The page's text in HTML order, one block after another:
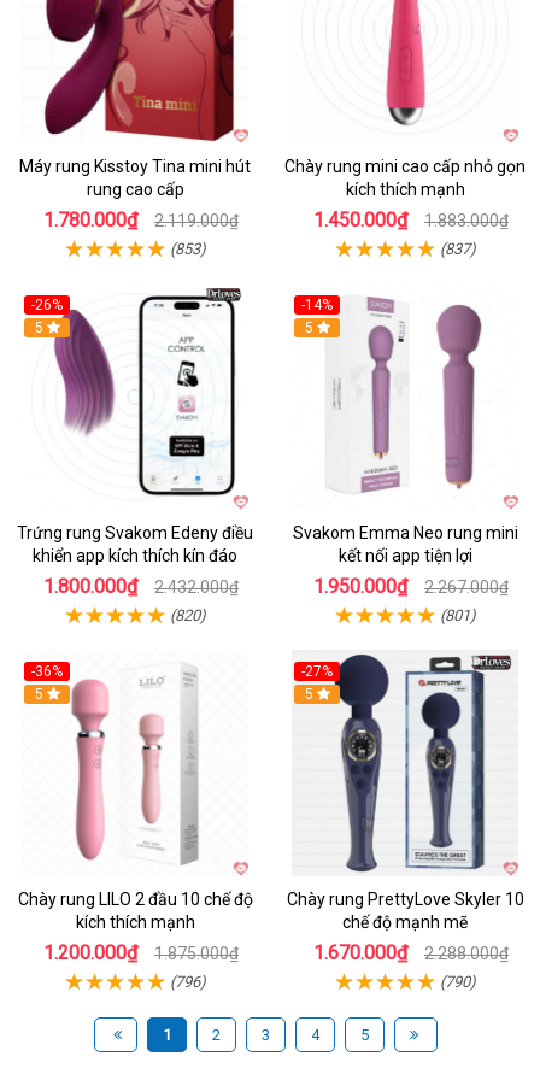
Máy rung Kisstoy Tina mini hút
rung cao cấp
1.780.000₫ 2.119.000₫
(853)
Chày rung mini cao cấp nhỏ gọn
kích thích mạnh
1.450.000₫ 1.883.000₫
(837)
-26%
Hot
5
Trứng rung Svakom Edeny điều
khiển app kích thích kín đáo
1.800.000₫ 2.432.000₫
(820)
-14%
Hot
5
Svakom Emma Neo rung mini
kết nối app tiện lợi
1.950.000₫ 2.267.000₫
(801)
-36%
Hot
5
Chày rung LILO 2 đầu 10 chế độ
kích thích mạnh
1.200.000₫ 1.875.000₫
(796)
-27%
Hot
5
Chày rung PrettyLove Skyler 10
chế độ mạnh mẽ
1.670.000₫ 2.288.000₫
(790)
1 2 3 4 5